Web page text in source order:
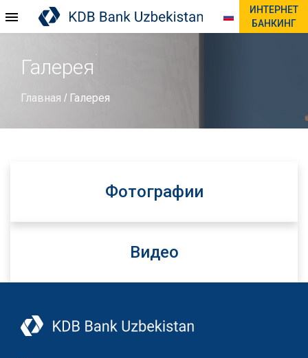
ИНТЕРНЕТ
БАНКИНГ
Галерея
Главная / Галерея
Фотографии
Видео